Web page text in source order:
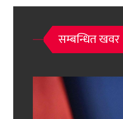
सम्बन्धित खवर